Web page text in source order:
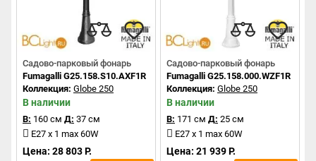
Садово-парковый фонарь
Fumagalli G25.158.S10.AXF1R
Коллекция: Globe 250
В наличии
В: 160 см Д: 37 см
E27 x 1 max 60W
Цена: 28 803 Р.
Садово-парковый фонарь
Fumagalli G25.158.000.WZF1R
Коллекция: Globe 250
В наличии
В: 171 см Д: 25 см
E27 x 1 max 60W
Цена: 21 939 Р.